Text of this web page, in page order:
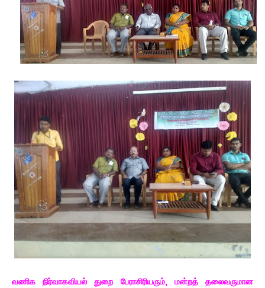
வணிக நிர்வாகவியல் துறை பேராசிரியரும், மன்றத் தலைவருமான